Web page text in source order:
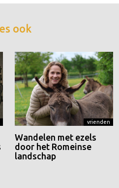
ook
vrienden
Wandelen met ezels
door het Romeinse
landschap